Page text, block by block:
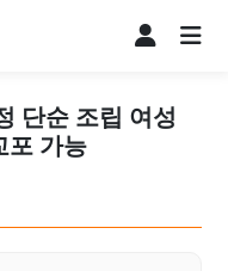
단순 조립 여성
포 가능